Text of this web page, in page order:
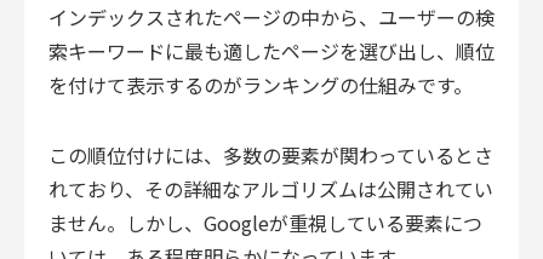
インデックスされたページの中から、ユーザーの検
索キーワードに最も適したページを選び出し、順位
を付けて表示するのがランキングの仕組みです。
この順位付けには、多数の要素が関わっているとさ
れており、その詳細なアルゴリズムは公開されてい
ません。しかし、Googleが重視している要素につ